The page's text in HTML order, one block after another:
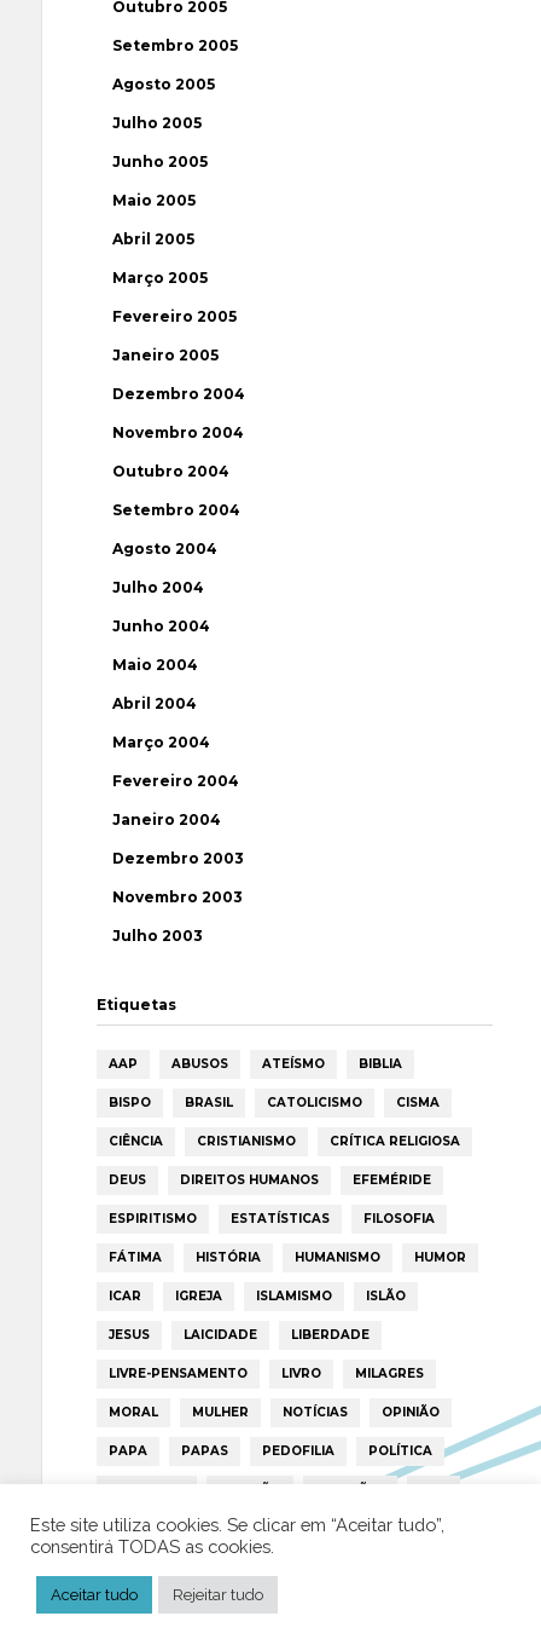
Outubro 2005
Setembro 2005
Agosto 2005
Julho 2005
Junho 2005
Maio 2005
Abril 2005
Março 2005
Fevereiro 2005
Janeiro 2005
Dezembro 2004
Novembro 2004
Outubro 2004
Setembro 2004
Agosto 2004
Julho 2004
Junho 2004
Maio 2004
Abril 2004
Março 2004
Fevereiro 2004
Janeiro 2004
Dezembro 2003
Novembro 2003
Julho 2003
Etiquetas
AAP ABUSOS ATEÍSMO BIBLIA
BISPO BRASIL CATOLICISMO CISMA
CIÊNCIA CRISTIANISMO CRÍTICA RELIGIOSA
DEUS DIREITOS HUMANOS EFEMÉRIDE
ESPIRITISMO ESTATÍSTICAS FILOSOFIA
FÁTIMA HISTÓRIA HUMANISMO HUMOR
ICAR IGREJA ISLAMISMO ISLÃO
JESUS LAICIDADE LIBERDADE
LIVRE-PENSAMENTO LIVRO MILAGRES
MORAL MULHER NOTÍCIAS OPINIÃO
PAPA PAPAS PEDOFILIA POLÍTICA
PORTUGAL RELIGIÃO RELIGIÕES RTP
TRUMP VATICANO
Este site utiliza cookies. Se clicar em “Aceitar tudo”,
consentirá TODAS as cookies.
Aceitar tudo Rejeitar tudo